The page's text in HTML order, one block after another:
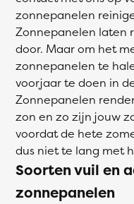
zonnepanelen
Zonnepanelen laten
door. Maar om het
zonnepanelen te
voorjaar te doen in
Zonnepanelen
zon en zo zijn jouw
voordat de hete
dus niet te lang met
Soorten vuil en
zonnepanelen